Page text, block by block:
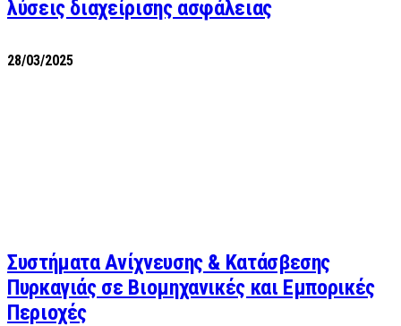
λύσεις διαχείρισης ασφάλειας
28/03/2025
Συστήματα Ανίχνευσης & Κατάσβεσης
Πυρκαγιάς σε Βιομηχανικές και Εμπορικές
Περιοχές